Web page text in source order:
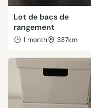
Lot de bacs de
rangement
1 month 337km